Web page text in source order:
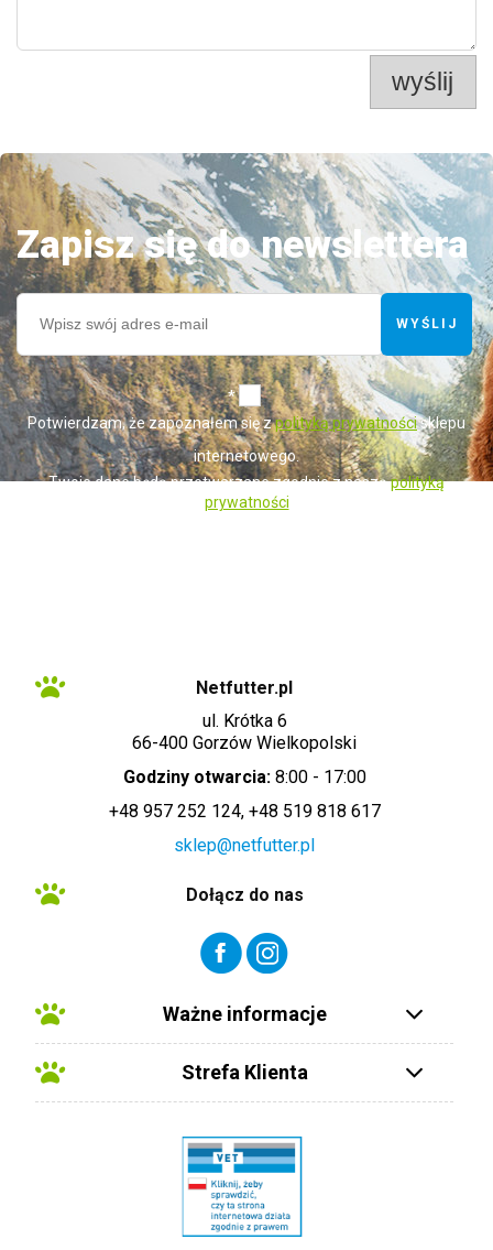
wyślij
Zapisz się do newslettera
WYŚLIJ
*
Potwierdzam, że zapoznałem się zpolityką prywatnościsklepu
internetowego.
Twoje dane będą przetwarzane zgodnie z nasząpolityką
prywatności
Netfutter.pl
ul. Krótka 6
66-400 Gorzów Wielkopolski
Godziny otwarcia:8:00 - 17:00
+48 957 252 124, +48 519 818 617
sklep@netfutter.pl
Dołącz do nas
Ważne informacje
Strefa Klienta